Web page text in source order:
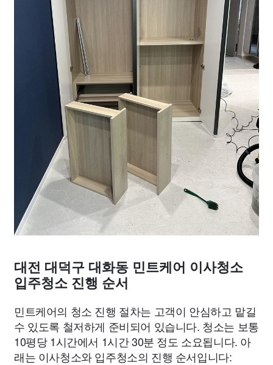
대전 대덕구 대화동 민트케어 이사청소
입주청소 진행 순서
민트케어의 청소 진행 절차는 고객이 안심하고 맡길
수 있도록 철저하게 준비되어 있습니다. 청소는 보통
10평당 1시간에서 1시간 30분 정도 소요됩니다. 아
래는 이사청소와 입주청소의 진행 순서입니다: